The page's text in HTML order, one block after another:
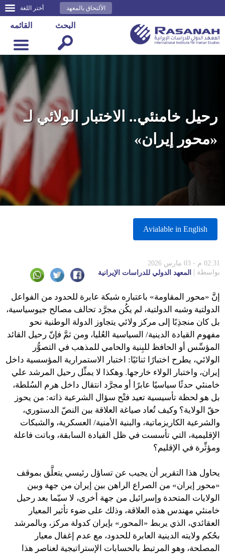
أختر اللغة الألتحاق بالمعهد
القائمه البحث
رحيل خامنئي.. الاختبار الولائي لـ
«محور إيران»
Avialable in English
02:31 م - 03 مارس 2026
بواسطة
المعهد الدولي للدراسات الإيرانية
إنَّ «محور المقاومة» باعتباره شبكة عابرة للحدود من الفواعل
الدولتية وشبه الدولتية، لم يكُن مجرَّد تحالف مصالح جيوسياسية،
بل كان منجذِبًا إلى مركز ولائي يتجاوز الدولة الوطنية نحو
مفهوم القيادة الدينية/ السياسية العُليا، ومن ثمَّ فإنّ رحيل القائد
المؤسِّس أو الحافظ للبِنية والحامي للمذهب في التصوُّر
الولائي، يطرح اختبارًا ثنائيًا: اختبار الاستمرارية المؤسسية داخل
إيران، واختبار الولاء خارجها. وهكذا لا يمثِّل رحيل المرشد علي
خامنئي حدثًا سياسيًا عابرًا أو مجرَّد انتقال داخل هرم السُلطة،
بل هو لحظة تأسيسية تعيد فتْح سؤال الشرعية ذاته: من يحوز
حقّ الولاية؟ وكيف تُعاد صياغة العلاقة بين النصّ الدستوري،
والشرعية الكاريزماتية، والبنية الأمنية/ العسكرية، والشبكات
الإقليمية، التي تأسست في ظل القيادة السابقة، وباتت فاعلة
ومؤثِّرة في الإقليم؟
يحاول هذا التقرير أن يجيب عن تساؤل رئيسي يتعلَّق بموقف
«محور إيران» من الصراع الراهن بين إيران من جهة وبين
الولايات المتحدة وإسرائيل من جهة أخرى، لا سيّما بعد رحيل
خامنئي مهندس هذه العلاقة، وذلك على ضوء تأثير المعيار
العقائدي، الذي يربط «المحور» بإيران كدولة مركز، وبالمرشد
بحُكم ولايته الدينية العابرة للحدود، مع عدم إغفال معيار
المصلحة، وهو المرتبط بالحسابات الإستراتيجية لعناصر هذا